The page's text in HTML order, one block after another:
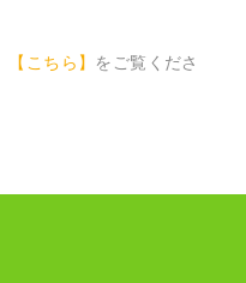
【こちら】 をご覧くださ